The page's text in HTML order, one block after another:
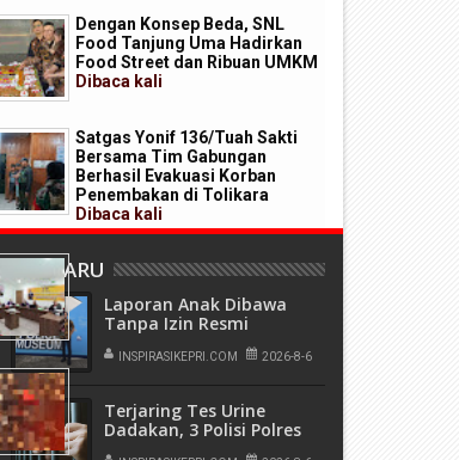
Dengan Konsep Beda, SNL
Food Tanjung Uma Hadirkan
Food Street dan Ribuan UMKM
Dibaca kali
Satgas Yonif 136/Tuah Sakti
Bersama Tim Gabungan
Berhasil Evakuasi Korban
Penembakan di Tolikara
Dibaca kali
STT REAL Batam Resmi
Bertransformasi Menjadi
Institut Kristen REAL Batam
Dibacakali
Kadisbudpar Akan Panggil
Pengelola
Dibacakali
TERBARU
Laporan Anak Dibawa
Tanpa Izin Resmi
Dihentikan Polsek Lubuk
Baja, Murni Sengketa Hak
INSPIRASIKEPRI.COM 2026-8-6
Terjaring Tes Urine
Dadakan, 3 Polisi Polres
Kepulauan Anambas